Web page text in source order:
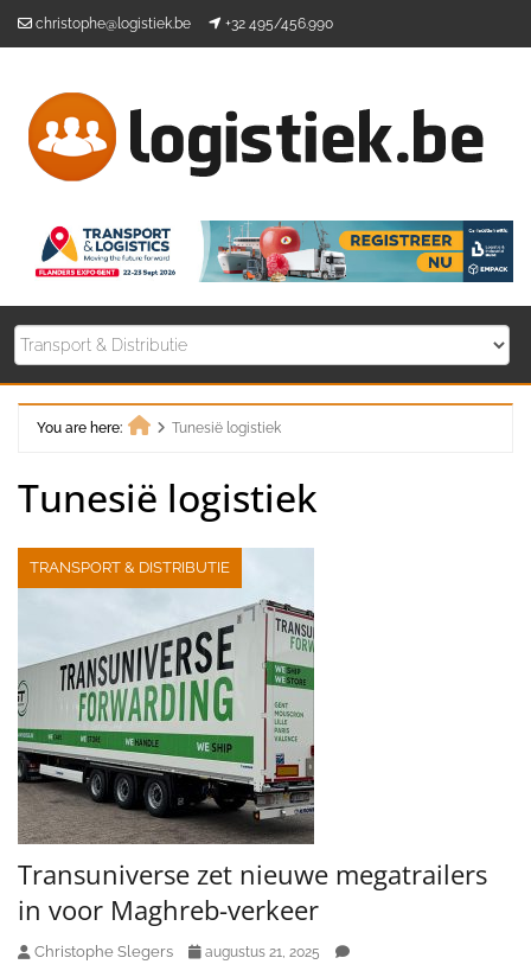
christophe@logistiek.be +32 495/456.990
You are here:
Tunesië logistiek
Tunesië logistiek
TRANSPORT & DISTRIBUTIE
Transuniverse zet nieuwe megatrailers
in voor Maghreb-verkeer
Christophe Slegers augustus 21, 2025